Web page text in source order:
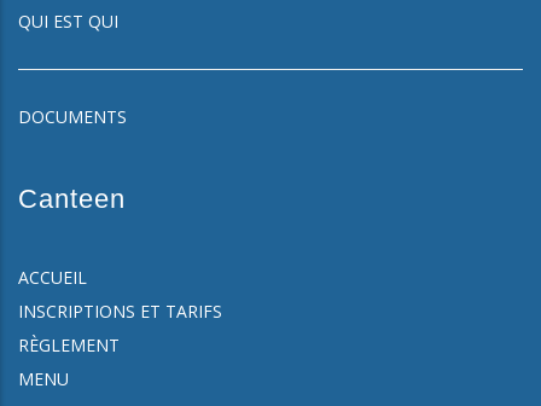
QUI EST QUI
DOCUMENTS
Canteen
ACCUEIL
INSCRIPTIONS ET TARIFS
RÈGLEMENT
MENU